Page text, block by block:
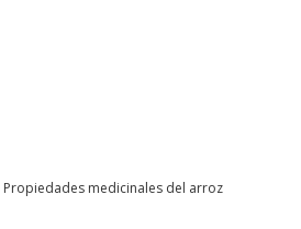
Propiedades medicinales del arroz